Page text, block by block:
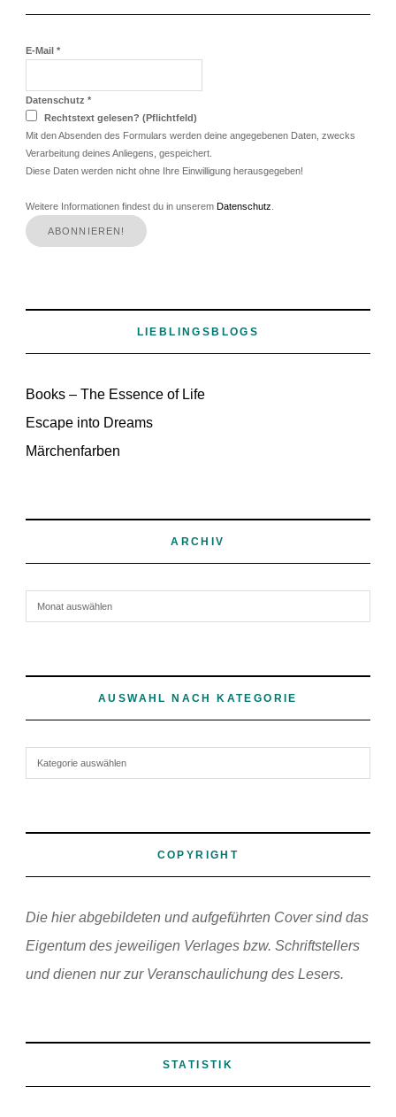
E-Mail *
Datenschutz *
Rechtstext gelesen? (Pflichtfeld)
Mit den Absenden des Formulars werden deine angegebenen Daten, zwecks
Verarbeitung deines Anliegens, gespeichert.
Diese Daten werden nicht ohne Ihre Einwilligung herausgegeben!
Weitere Informationen findest du in unserem Datenschutz
LIEBLINGSBLOGS
Books – The Essence of Life
Escape into Dreams
Märchenfarben
ARCHIV
AUSWAHL NACH KATEGORIE
COPYRIGHT
Die hier abgebildeten und aufgeführten Cover sind das
Eigentum des jeweiligen Verlages bzw. Schriftstellers
und dienen nur zur Veranschaulichung des Lesers.
STATISTIK